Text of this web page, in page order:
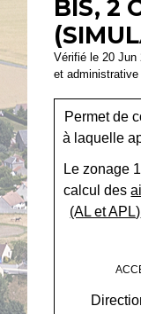
BIS, 2
Vérifié le 20 Jun
et
Permet de
à laquelle
Le zonage
calcul des
(AL et APL)